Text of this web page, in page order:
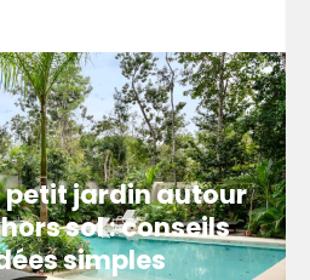
petit jardin autour
sol : conseils
simples